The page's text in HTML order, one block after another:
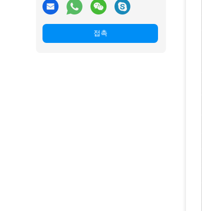
접촉